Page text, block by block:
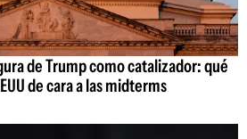
de Trump como catalizador: qué
de cara a las midterms